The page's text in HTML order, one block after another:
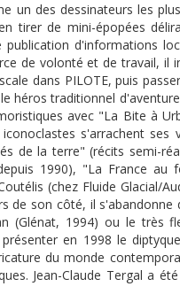
un des dessinateurs les
tirer de mini-épopées
d'informations
de volonté et de travail, il
dans PILOTE, puis
héros traditionnel
avec "La Bite à
s'arrachent ses
de la terre" (récits semi-
1990), "La France au
(chez Fluide Glacial/
de son côté, il
(Glénat, 1994) ou le très
en 1998 le
du monde
Jean-Claude Tergal a